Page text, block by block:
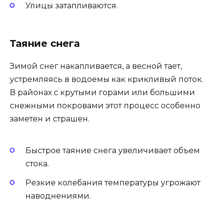
Улицы затапливаются.
Таяние снега
Зимой снег накапливается, а весной тает,
устремляясь в водоемы как крикливый поток.
В районах с крутыми горами или большими
снежными покровами этот процесс особенно
заметен и страшен.
Быстрое таяние снега увеличивает объем
стока.
Резкие колебания температуры угрожают
наводнениями.